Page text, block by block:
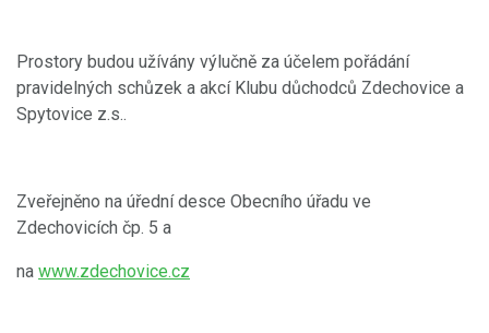
Prostory budou užívány výlučně za účelem pořádání
pravidelných schůzek a akcí Klubu důchodců Zdechovice a
Spytovice z.s..
Zveřejněno na úřední desce Obecního úřadu ve
Zdechovicích čp. 5 a
na www.zdechovice.cz